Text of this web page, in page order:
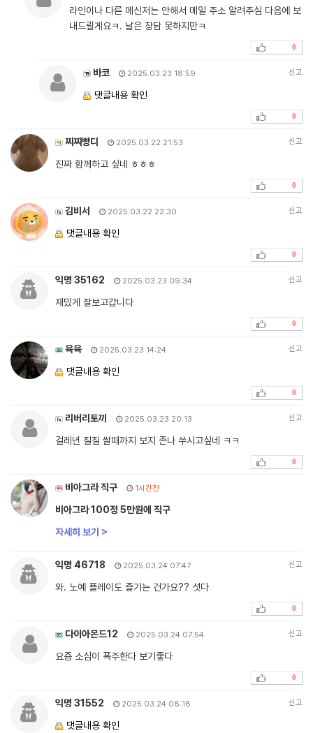
라인이나 다른 메신저는 안해서 메일 주소 알려주심 다음에 보
내드릴게요ㅋ. 날은 장담 못하지만ㅋ
0
바코 2025.03.23 18:59 신고
댓글내용 확인
0
찌찌빵디 2025.03.22 21:53 신고
진짜 함께하고 싶네 ㅎㅎㅎ
0
김비서 2025.03.22 22:30 신고
댓글내용 확인
0
익명 35162 2025.03.23 09:34 신고
재밌게 잘보고갑니다
0
육육 2025.03.23 14:24 신고
댓글내용 확인
0
리버리토끼 2025.03.23 20:13 신고
걸레년 질질 쌀때까지 보지 존나 쑤시고싶네 ㅋㅋ
0
비아그라 직구 1시간전
비아그라 100정 5만원에 직구
자세히 보기 >
익명 46718 2025.03.24 07:47 신고
와. 노예 플레이도 즐기는 건가요?? 섯다
0
다이아몬드12 2025.03.24 07:54 신고
요즘 소심이 폭주한다 보기좋다
0
익명 31552 2025.03.24 08:18 신고
댓글내용 확인